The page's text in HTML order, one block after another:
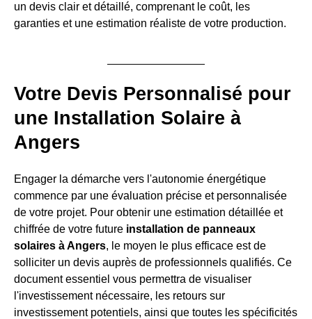
un devis clair et détaillé, comprenant le coût, les
garanties et une estimation réaliste de votre production.
Votre Devis Personnalisé pour
une Installation Solaire à
Angers
Engager la démarche vers l'autonomie énergétique
commence par une évaluation précise et personnalisée
de votre projet. Pour obtenir une estimation détaillée et
chiffrée de votre future installation de panneaux
solaires à Angers, le moyen le plus efficace est de
solliciter un devis auprès de professionnels qualifiés. Ce
document essentiel vous permettra de visualiser
l'investissement nécessaire, les retours sur
investissement potentiels, ainsi que toutes les spécificités